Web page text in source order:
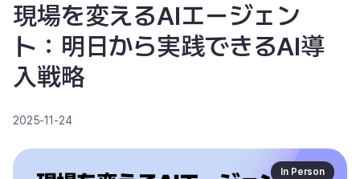
現場を変えるAIエージェン
ト：明日から実践できるAI導
入戦略
2025-11-24
In Person